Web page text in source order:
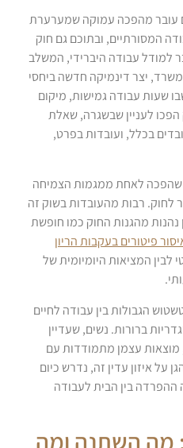
עובר מהפכה עמוקה שמערערת
המסורתיים, ובתוכם גם חוק
למודל עבודה היברידי, המשלב
יצר דינמיקה חדשה ביחסי
שעות עבודה גמישות, מיקום
לעניין שבשגרה, שאלת
בכלל, ועובדות בפרט,
שהפכה לאחת ממגמות הצמיחה
לחוק. רבות מהעובדות בשוק זה
נהנות מהגנות החוק כמו חופשת
פיטורים בעקבות הריון
לבין המציאות היומיומית של
הגבולות בין עבודה לחיים
ברורות. נשים, שעדיין
מוצאות עצמן מתמודדות עם
על איזון עדין זה, נדרש כיום
בין הבית לעבודה
מה השתנה ומה